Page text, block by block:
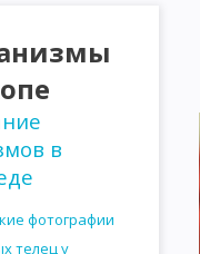
в
фотографии
телец у